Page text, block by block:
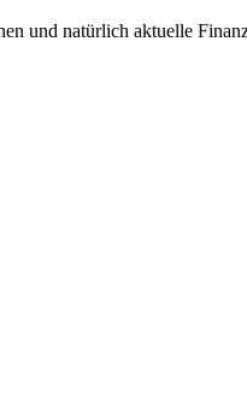
und natürlich aktuelle